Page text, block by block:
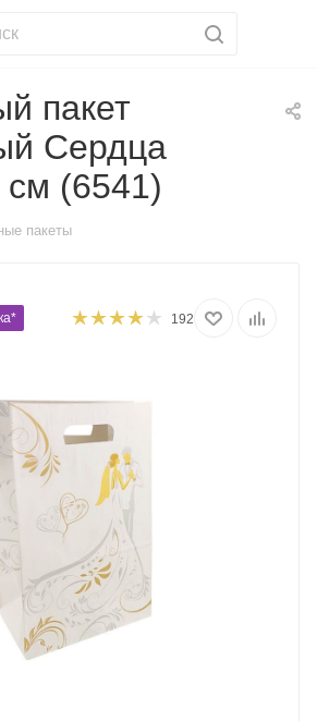
пакет
Сердца
см (6541)
пакеты
192